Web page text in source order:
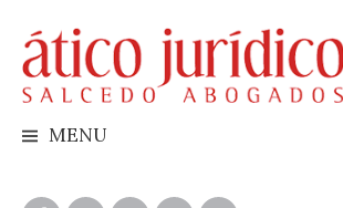
to
content
MENU